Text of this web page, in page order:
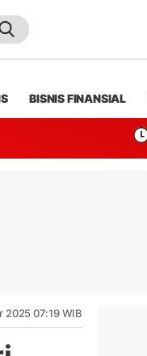
BISNIS FINANSIAL
2025 07:19 WIB